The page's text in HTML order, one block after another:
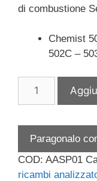
era:
di combustione
Chemist
502C –
Schermo
sonda
fumi
per
analizzatore
Paragonalo
COD: AASP01
ricambi